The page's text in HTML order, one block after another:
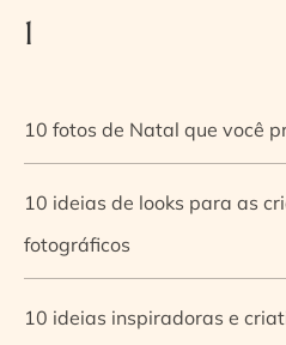
1
10 fotos de Natal que você
10 ideias de looks para as
fotográficos
10 ideias inspiradoras e